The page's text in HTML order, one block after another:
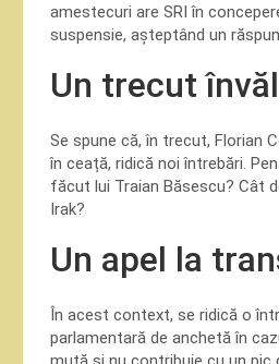
amestecuri are SRI în
suspensie, așteptând un
Un trecut
Se spune că, în trecut, Florian
în ceață, ridică noi întrebări.
făcut lui Traian Băsescu? Cât
Irak?
Un apel la
În acest context, se ridică o
parlamentară de anchetă în